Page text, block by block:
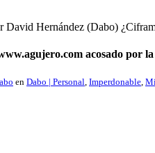
David Hernández (Dabo)
acosado por
en Dabo | Personal, Imperdonable,